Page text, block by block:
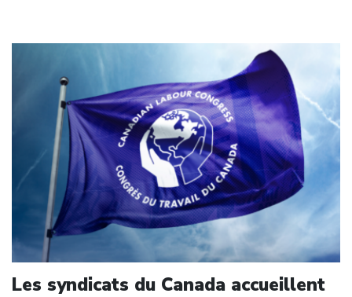
Les syndicats du Canada accueillent
Click to open the link